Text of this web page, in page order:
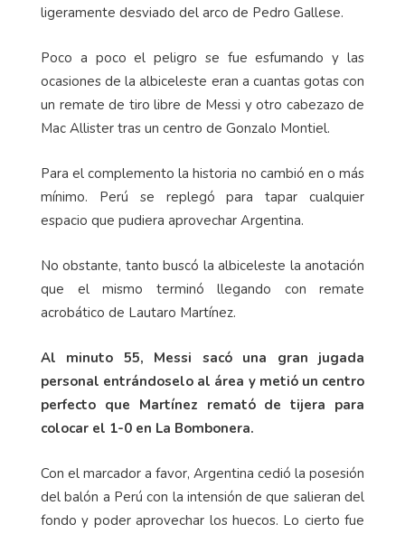
ligeramente desviado del arco de Pedro Gallese.
Poco a poco el peligro se fue esfumando y las
ocasiones de la albiceleste eran a cuantas gotas con
un remate de tiro libre de Messi y otro cabezazo de
Mac Allister tras un centro de Gonzalo Montiel.
Para el complemento la historia no cambió en o más
mínimo. Perú se replegó para tapar cualquier
espacio que pudiera aprovechar Argentina.
No obstante, tanto buscó la albiceleste la anotación
que el mismo terminó llegando con remate
acrobático de Lautaro Martínez.
Al minuto 55, Messi sacó una gran jugada
personal entrándoselo al área y metió un centro
perfecto que Martínez remató de tijera para
colocar el 1-0 en La Bombonera.
Con el marcador a favor, Argentina cedió la posesión
del balón a Perú con la intensión de que salieran del
fondo y poder aprovechar los huecos. Lo cierto fue